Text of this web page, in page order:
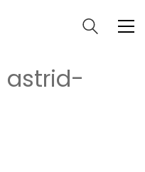
astrid-